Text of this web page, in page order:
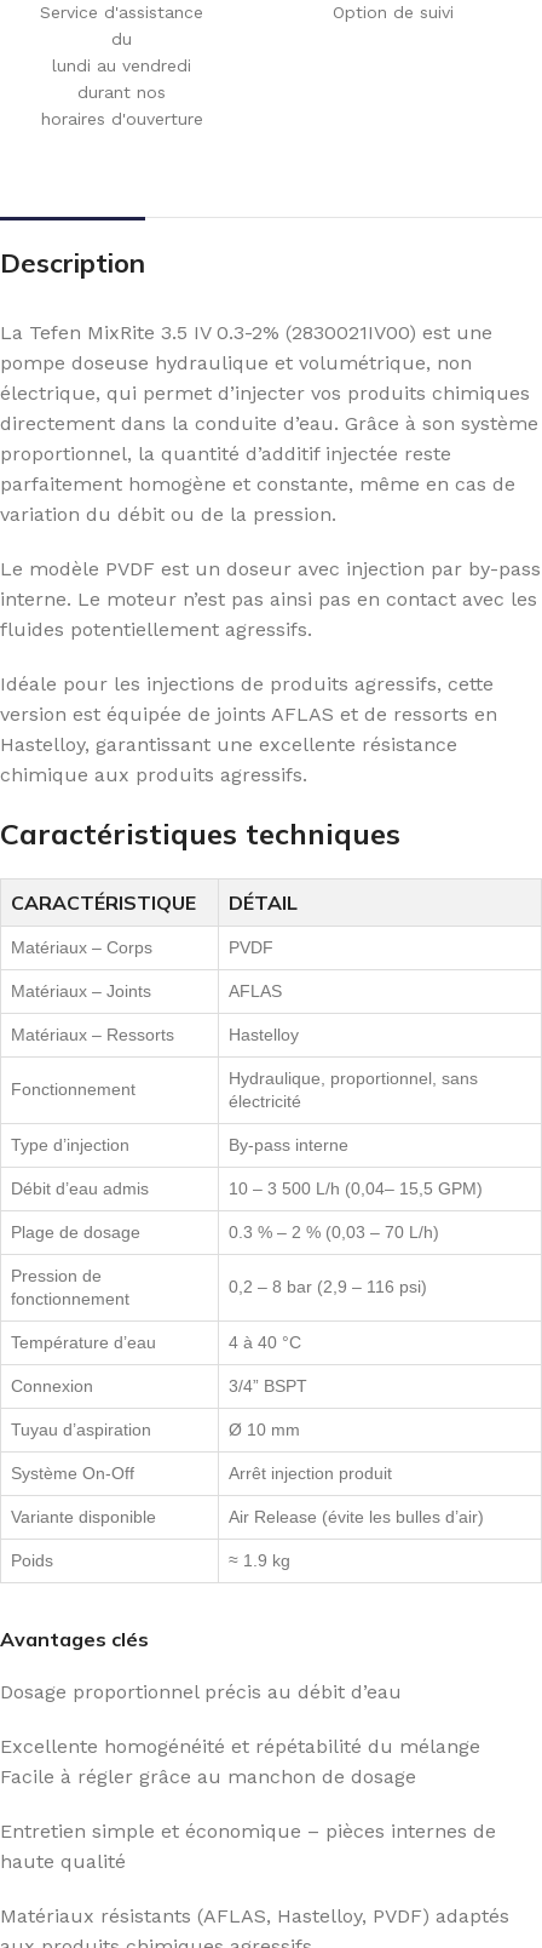
Service d'assistance
du
lundi au vendredi
durant nos
horaires d'ouverture
Option de suivi
Description
La Tefen MixRite 3.5 IV 0.3-2% (2830021IV00) est une
pompe doseuse hydraulique et volumétrique, non
électrique, qui permet d’injecter vos produits chimiques
directement dans la conduite d’eau. Grâce à son système
proportionnel, la quantité d’additif injectée reste
parfaitement homogène et constante, même en cas de
variation du débit ou de la pression.
Le modèle PVDF est un doseur avec injection par by-pass
interne. Le moteur n’est pas ainsi pas en contact avec les
fluides potentiellement agressifs.
Idéale pour les injections de produits agressifs, cette
version est équipée de joints AFLAS et de ressorts en
Hastelloy, garantissant une excellente résistance
chimique aux produits agressifs.
Caractéristiques techniques
CARACTÉRISTIQUE DÉTAIL
Matériaux – Corps PVDF
Matériaux – Joints AFLAS
Matériaux – Ressorts Hastelloy
Fonctionnement
Hydraulique, proportionnel, sans
électricité
Type d’injection By-pass interne
Débit d’eau admis 10 – 3 500 L/h (0,04– 15,5 GPM)
Plage de dosage 0.3 % – 2 % (0,03 – 70 L/h)
Pression de
fonctionnement
0,2 – 8 bar (2,9 – 116 psi)
Température d’eau 4 à 40 °C
Connexion 3/4” BSPT
Tuyau d’aspiration Ø 10 mm
Système On-Off Arrêt injection produit
Variante disponible Air Release (évite les bulles d’air)
Poids ≈ 1.9 kg
Avantages clés
Dosage proportionnel précis au débit d’eau
Excellente homogénéité et répétabilité du mélange
Facile à régler grâce au manchon de dosage
Entretien simple et économique – pièces internes de
haute qualité
Matériaux résistants (AFLAS, Hastelloy, PVDF) adaptés